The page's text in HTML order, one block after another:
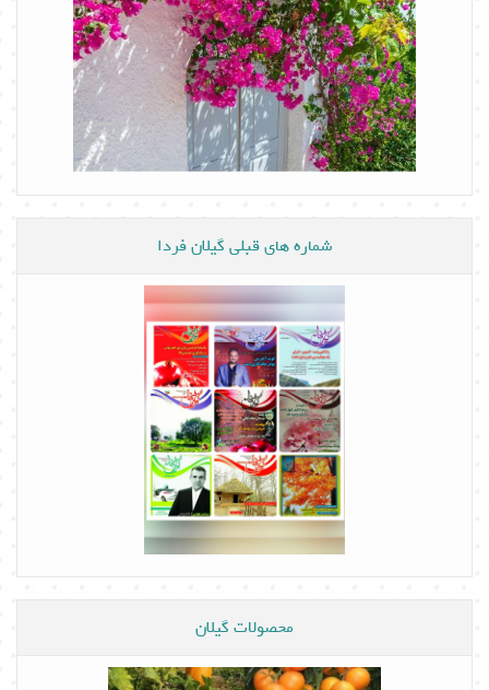
شماره های قبلی گیلان فردا
محصولات گیلان